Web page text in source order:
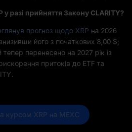
у разі прийняття Закону CLARITY?
прогноз щодо XRP на 2026
його з початкових 8,00 $;
перенесено на 2027 рік із
притоків до ETF та
курсом XRP на MEXC